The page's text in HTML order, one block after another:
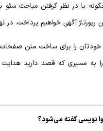
با در نظر گرفتن مباحث
آگهی خواهیم پرداخت. در
خودتان را برای ساخت متن
مسیری که قصد دارید هدایت
نویسی گفته می‌شود؟